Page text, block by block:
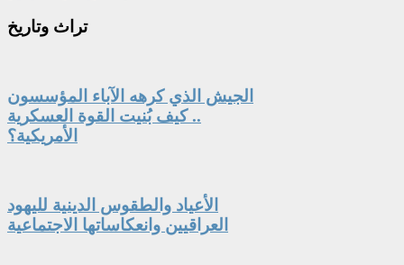
تراث وتاريخ
الجيش الذي كرهه الآباء المؤسسون
.. كيف بُنيت القوة العسكرية
الأمريكية؟
الأعياد والطقوس الدينية لليهود
العراقيين وانعكاساتها الاجتماعية